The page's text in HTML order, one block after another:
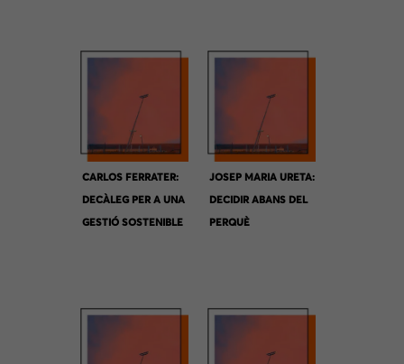
CARLOS FERRATER:
DECÀLEG PER A UNA
GESTIÓ SOSTENIBLE
JOSEP MARIA URETA:
DECIDIR ABANS DEL
PERQUÈ